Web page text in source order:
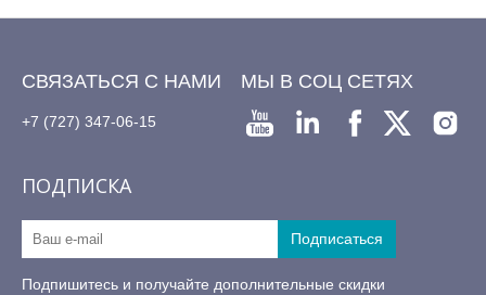
СВЯЗАТЬСЯ С НАМИ
+7 (727) 347-06-15
МЫ В СОЦ СЕТЯХ
ПОДПИСКА
Подпишитесь и получайте дополнительные скидки